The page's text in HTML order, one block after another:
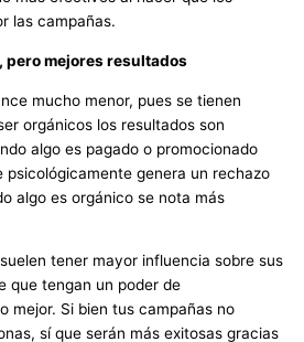
las campañas.
pero mejores resultados
mucho menor, pues se tienen
orgánicos los resultados son
algo es pagado o promocionado
psicológicamente genera un rechazo
algo es orgánico se nota más
tener mayor influencia sobre sus
que tengan un poder de
mejor. Si bien tus campañas no
sí que serán más exitosas gracias